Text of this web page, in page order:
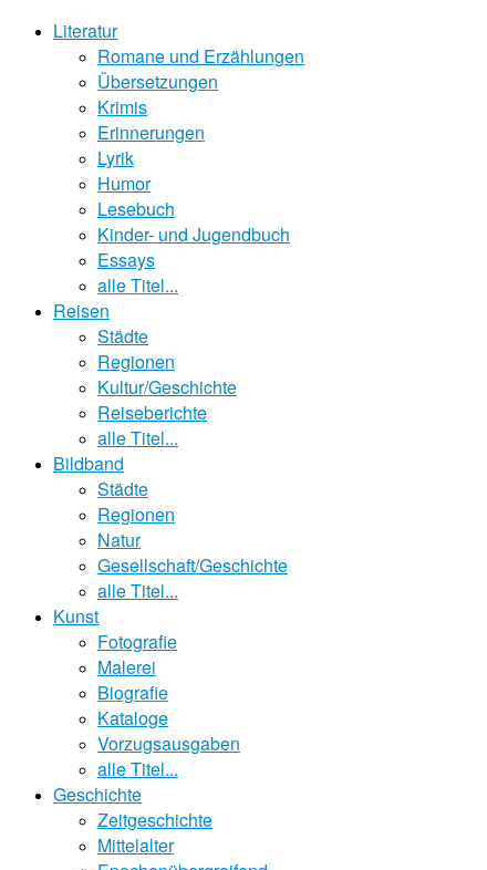
Literatur
Romane und Erzählungen
Übersetzungen
Krimis
Erinnerungen
Lyrik
Humor
Lesebuch
Kinder- und Jugendbuch
Essays
alle Titel...
Reisen
Städte
Regionen
Kultur/Geschichte
Reiseberichte
alle Titel...
Bildband
Städte
Regionen
Natur
Gesellschaft/Geschichte
alle Titel...
Kunst
Fotografie
Malerei
Biografie
Kataloge
Vorzugsausgaben
alle Titel...
Geschichte
Zeitgeschichte
Mittelalter